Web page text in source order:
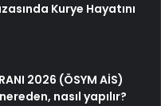
Kurye Hayatını
2026 (ÖSYM AİS)
nasıl yapılır?